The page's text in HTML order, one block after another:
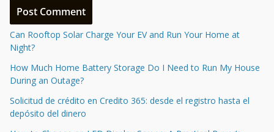
Can Rooftop Solar Charge Your EV and Run Your Home at
Night?
How Much Home Battery Storage Do I Need to Run My House
During an Outage?
Solicitud de crédito en Credito 365: desde el registro hasta el
depósito del dinero